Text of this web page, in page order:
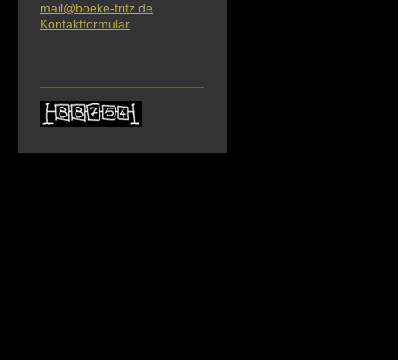
mail@boeke-fritz.de
Kontaktformular